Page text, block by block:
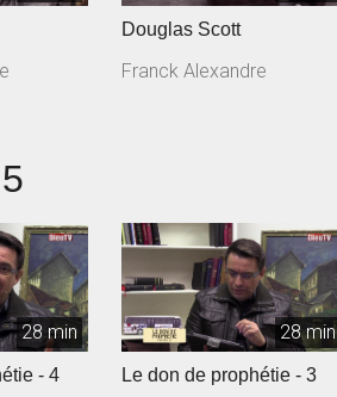
Douglas Scott
Franck Alexandre
28 min
- 4
28 min
Le don de prophétie - 3